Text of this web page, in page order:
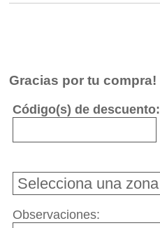
Gracias por tu compra!
Código(s) de descuento:
Observaciones: